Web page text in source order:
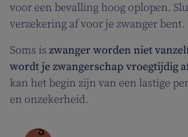
voor een bevalling hoog oplopen.
verzekering af voor je zwanger bent.
Soms is zwanger worden niet
wordt je zwangerschap vroegtijdig
kan het begin zijn van een lastige
en onzekerheid.